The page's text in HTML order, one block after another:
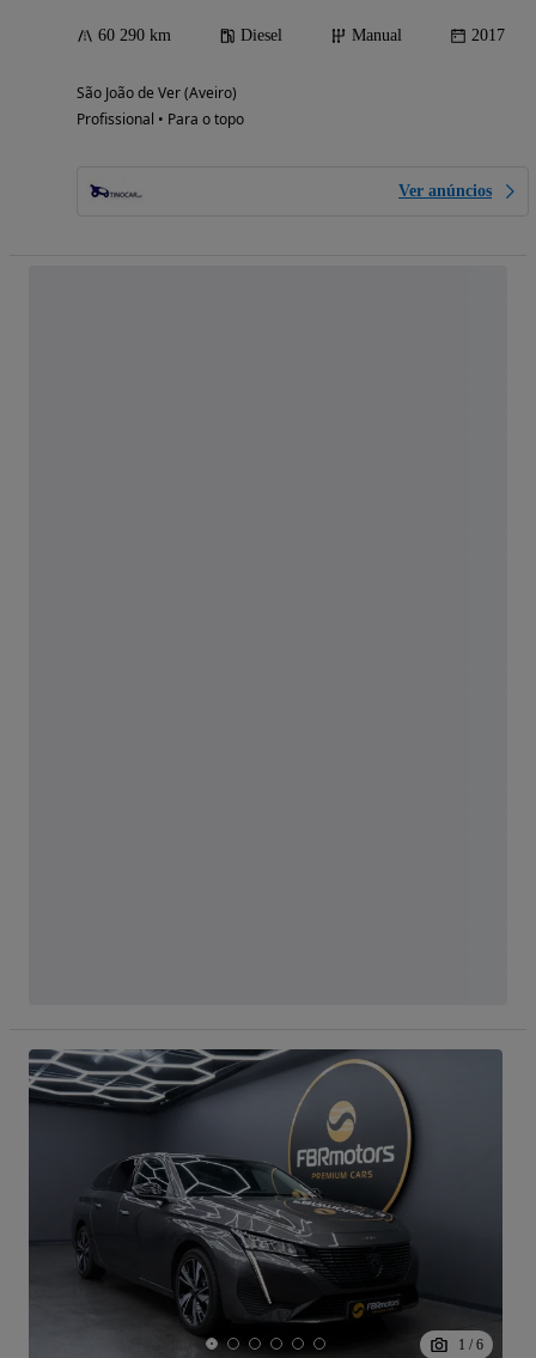
60 290 km Diesel Manual 2017
São João de Ver (Aveiro)
Profissional • Para o topo
Ver anúncios
1 / 6